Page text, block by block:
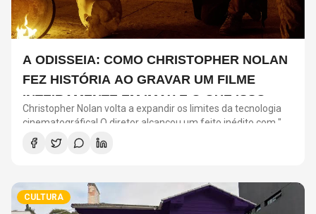
A ODISSEIA: COMO CHRISTOPHER NOLAN
FEZ HISTÓRIA AO GRAVAR UM FILME
INTEIRAMENTE EM IMAX E O QUE ISSO
SIGNIFICA
Christopher Nolan volta a expandir os limites da tecnologia
cinematográfica! O diretor alcançou um feito inédito com "A
Odisseia": o longa será o primeiro filme de ficção gravado
inteiramente com câmeras IMAX.
CULTURA